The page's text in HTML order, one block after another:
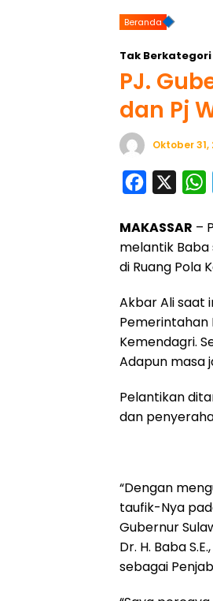
Beranda
Tak Berkategori
PJ.
dan Pj
Oktober 31,
c
e
b
o
o
k
a
t
s
MAKASSAR –
melantik Baba
di Ruang Pola
Akbar Ali saat
Pemerintahan
Kemendagri.
Adapun masa
Pelantikan
dan
“Dengan
taufik-Nya
Gubernur
Dr. H. Baba
sebagai